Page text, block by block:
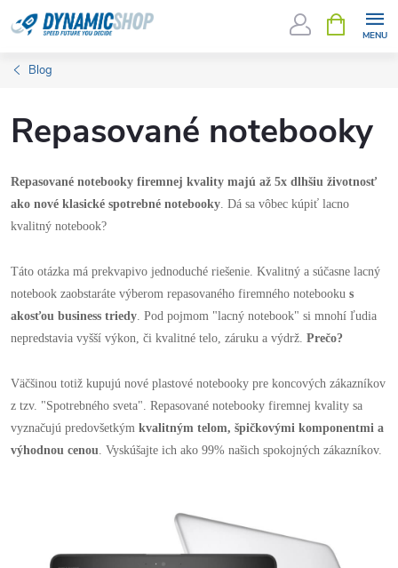
Prejsť
na
KOŠÍK
Blog
Repasované notebooky
Repasované notebooky firemnej kvality majú až 5x dlhšiu životnosť
ako nové klasické spotrebné notebooky. Dá sa vôbec kúpiť lacno
kvalitný notebook?
Táto otázka má prekvapivo jednoduché riešenie. Kvalitný a súčasne lacný
notebook zaobstaráte výberom repasovaného firemného notebooku s
akosťou business triedy. Pod pojmom "lacný notebook" si mnohí ľudia
nepredstavia vyšší výkon, či kvalitné telo, záruku a výdrž. Prečo?
Väčšinou totiž kupujú nové plastové notebooky pre koncových zákazníkov
z tzv. "Spotrebného sveta". Repasované notebooky firemnej kvality sa
vyznačujú predovšetkým kvalitným telom, špičkovými komponentmi a
výhodnou cenou. Vyskúšajte ich ako 99% našich spokojných zákazníkov.